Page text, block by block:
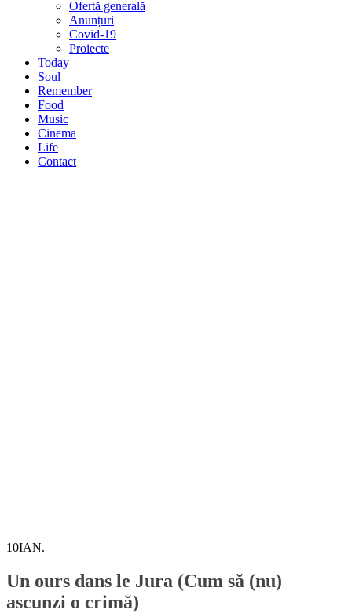
Ofertă generală
Anunțuri
Covid-19
Proiecte
Today
Soul
Remember
Food
Music
Cinema
Life
Contact
10IAN.
Un ours dans le Jura (Cum să (nu)
ascunzi o crimă)